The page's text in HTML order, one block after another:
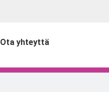
Ota yhteyttä